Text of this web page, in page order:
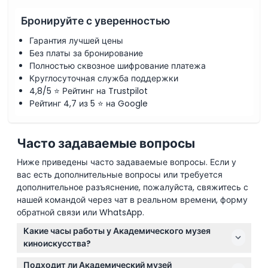
Как воспользоваться
Политика отмены
Бронируйте с уверенностью
Гарантия лучшей цены
Без платы за бронирование
Полностью сквозное шифрование платежа
Круглосуточная служба поддержки
4,8/5 ⭐ Рейтинг на Trustpilot
Рейтинг 4,7 из 5 ⭐ на Google
Часто задаваемые вопросы
Ниже приведены часто задаваемые вопросы. Если у
вас есть дополнительные вопросы или требуется
дополнительное разъяснение, пожалуйста, свяжитесь с
нашей командой через чат в реальном времени, форму
обратной связи или WhatsApp.
Какие часы работы у Академического музея
киноискусства?
Музей открыт с среды по понедельник с 10:00 до
Подходит ли Академический музей